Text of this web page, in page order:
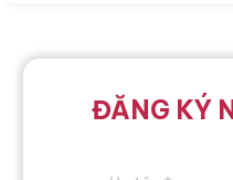
ĐĂNG KÝ